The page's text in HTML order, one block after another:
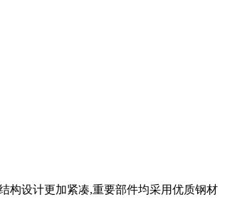
构设计更加紧凑,重要部件均采用优质钢材